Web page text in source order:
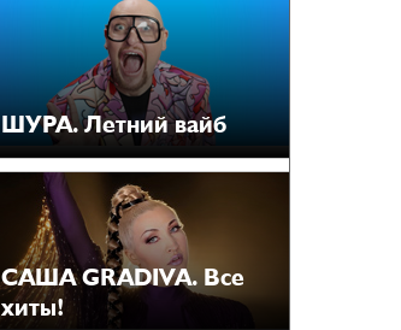
ШУРА. Летний вайб
САША GRADIVA. Все
хиты!